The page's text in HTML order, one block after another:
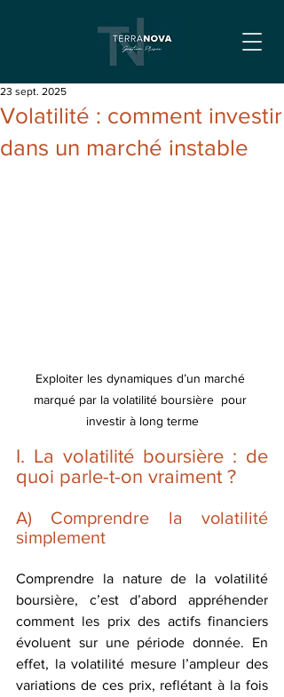
Volatilité : comment investir
dans un marché instable
23 sept. 2025
Exploiter les dynamiques d’un marché
marqué par la volatilité boursière  pour
investir à long terme
I. La volatilité boursière : de
quoi parle-t-on vraiment ?
A) Comprendre la volatilité
simplement
Comprendre la nature de la volatilité
boursière, c’est d’abord appréhender
comment les prix des actifs financiers
évoluent sur une période donnée. En
effet, la volatilité mesure l’ampleur des
variations de ces prix, reflétant à la fois